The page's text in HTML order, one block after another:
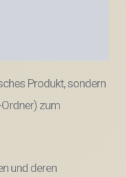
Produkt, sondern
zum
und deren